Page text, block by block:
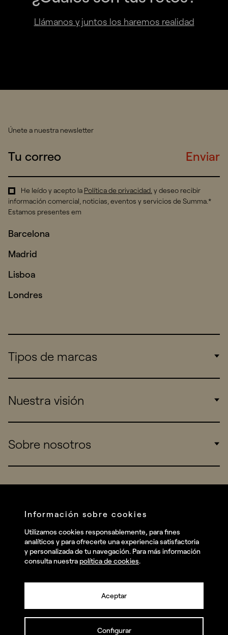
Llámanos y juntos los haremos realidad
Únete a nuestra newsletter
Enviar
He leído y acepto la Política de privacidad. y deseo recibir
información comercial, noticias, eventos y servicios de Summa.*
Estamos presentes em
Barcelona
Madrid
Lisboa
Londres
Tipos de marcas
Consumers
Startups
Nuestra visión
Work
Sobre nosotros
Talent
Contact
Instagram
Facebook
© summa.es Todos los derechos reservados.
Información sobre cookies
Utilizamos cookies responsablemente, para fines
analíticos y para ofrecerte una experiencia satisfactoria
y personalizada de tu navegación. Para más información
consulta nuestra política de cookies.
Aceptar
Configurar